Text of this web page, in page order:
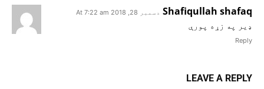
Shafiqullah shafaq دسمبر 28, 2018 At 7:22 am
ډير په زړه پورې
Reply
LEAVE A REPLY